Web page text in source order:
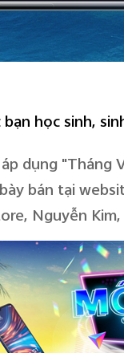
học sinh,
dụng
bán tại
Nguyễn